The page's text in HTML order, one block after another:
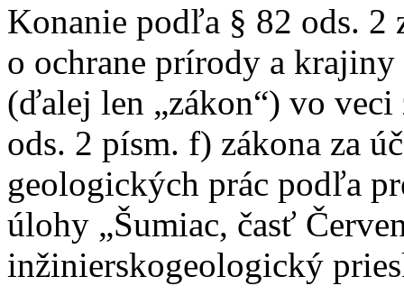
Konanie podľa § 82 ods. 2
o ochrane prírody a
(ďalej len „zákon“) vo
ods. 2 písm. f) zákona za
geologických prác podľa
úlohy „Šumiac, časť
inžinierskogeologický